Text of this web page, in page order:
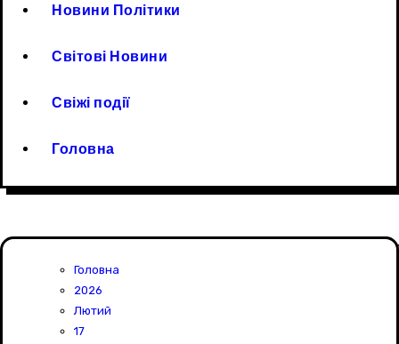
Новини Політики
Світові Новини
Свіжі події
Головна
Головна
2026
Лютий
17